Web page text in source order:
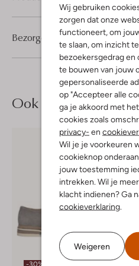
Wij gebruiken
zorgen dat onze
functioneert, om
te slaan, om inzicht
bezoekersgedrag en
te bouwen van jouw
gepersonaliseerde
op "Accepteer alle
ga je akkoord met
cookies zoals
privacy- en
Wil je je voorkeuren
cookieknop
jouw toestemming
intrekken. Wil je
klacht indienen? Ga
cookieverklaring.
Weigeren
Bezorgen & retourneren
Ook iets voor jou?